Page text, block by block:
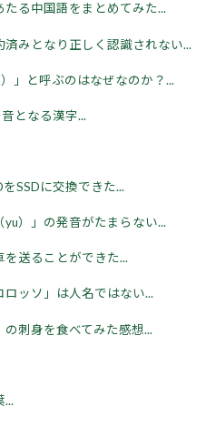
る中国語をまとめてみた...
みとなり正しく認識されない...
」と呼ぶのはなぜなのか？...
となる漢字...
SSDに交換できた...
）」の発音がたまらない...
送ることができた...
ッソ」は人名ではない...
刺身を食べてみた感想...
...